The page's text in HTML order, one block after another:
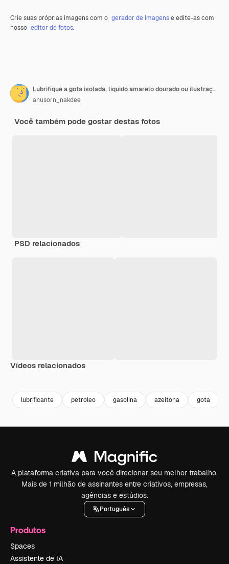
Crie suas próprias imagens com o gerador de imagense edite-as com
nosso editor de fotos.
Lubrifique a gota isolada, líquido amarelo dourado ou ilustração 3d do óleo de lubrificante do motor.
anusorn_nakdee
Você também pode gostar destas fotos
PSD relacionados
Vídeos relacionados
lubrificante petroleo gasolina azeitona gota
A plataforma criativa para você direcionar seu melhor trabalho.
Mais de 1 milhão de assinantes entre criativos, empresas,
agências e estúdios.
Português
Produtos
Spaces
Assistente de IA